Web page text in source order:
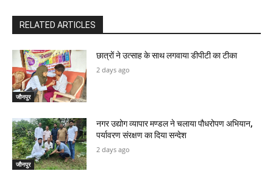
RELATED ARTICLES
जौनपुर
छात्रों ने उत्साह के साथ लगवाया डीपीटी का टीका
2 days ago
जौनपुर
नगर उद्योग व्यापार मण्डल ने चलाया पौधरोपण अभियान,
पर्यावरण संरक्षण का दिया सन्देश
2 days ago